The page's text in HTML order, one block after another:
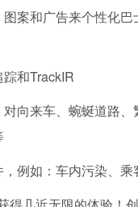
案和广告来个性化
和TrackIR
向来车、蜿蜒道路
例如：车内污染、